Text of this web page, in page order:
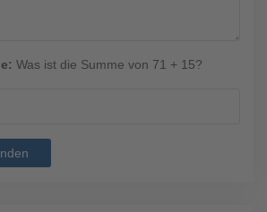
Was ist die Summe von 71 + 15?